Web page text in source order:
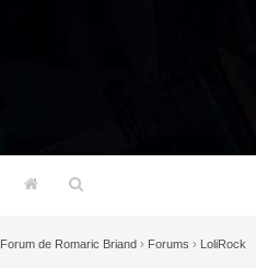
Forum de Romaric Briand › Forums › LoliRock